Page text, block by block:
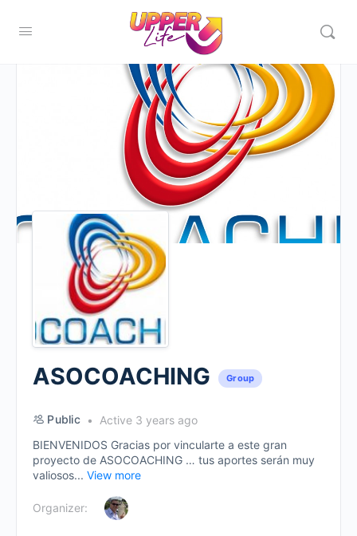
ASOCOACHING Group
Public
Active 3 years ago
BIENVENIDOS Gracias por vincularte a este gran
proyecto de ASOCOACHING … tus aportes serán muy
valiosos... View more
Organizer: